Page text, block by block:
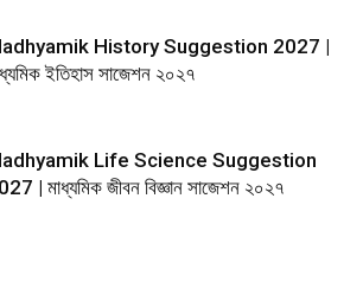
History Suggestion 2027 |
ইতিহাস সাজেশন ২০২৭
Life Science Suggestion
| মাধ্যমিক জীবন বিজ্ঞান সাজেশন ২০২৭